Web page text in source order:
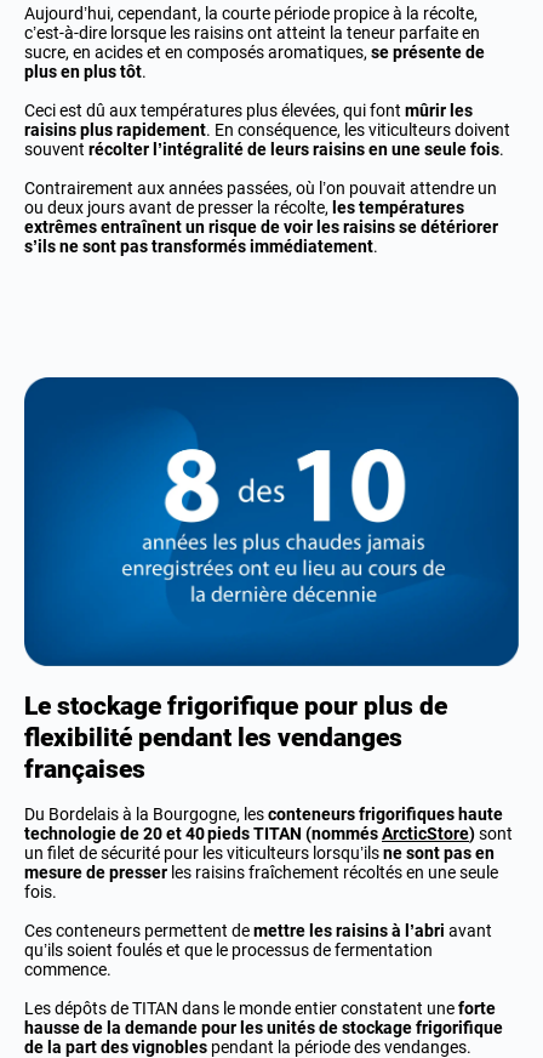
Aujourd’hui, cependant, la courte période propice à la récolte,
c’est-à-dire lorsque les raisins ont atteint la teneur parfaite en
sucre, en acides et en composés aromatiques, se présente de
plus en plus tôt.
Ceci est dû aux températures plus élevées, qui font mûrir les
raisins plus rapidement. En conséquence, les viticulteurs doivent
souvent récolter l’intégralité de leurs raisins en une seule fois.
Contrairement aux années passées, où l’on pouvait attendre un
ou deux jours avant de presser la récolte, les températures
extrêmes entraînent un risque de voir les raisins se détériorer
s’ils ne sont pas transformés immédiatement.
Le stockage frigorifique pour plus de
flexibilité pendant les vendanges
françaises
Du Bordelais à la Bourgogne, lesconteneurs frigorifiques haute
technologie de 20 et 40 pieds TITAN (nommésArcticStore)sont
un filet de sécurité pour les viticulteurs lorsqu’ilsne sont pas en
mesure de presser les raisins fraîchement récoltés en une seule
fois.
Ces conteneurs permettent demettre les raisins à l’abri avant
qu’ils soient foulés et que le processus de fermentation
commence.
Les dépôts de TITAN dans le monde entier constatent uneforte
hausse de la demande pour les unités de stockage frigorifique
de la part des vignobles pendant la période des vendanges.